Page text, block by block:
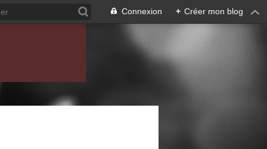
Connexion + Créer mon blog